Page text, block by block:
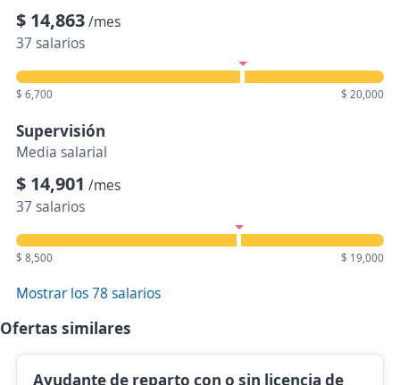
$ 14,863/mes
37 salarios
$ 6,700 $ 20,000
Supervisión
Media salarial
$ 14,901 /mes
37 salarios
$ 8,500 $ 19,000
Mostrar los 78 salarios
Ofertas similares
Ayudante de reparto con o sin licencia de